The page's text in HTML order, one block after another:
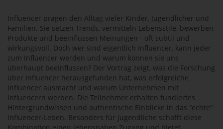
Influencer prägen den Alltag vieler Kinder, Jugendlicher und
Familien. Sie setzen Trends, vermitteln Lebensstile, bewerben
Produkte und beeinflussen Meinungen - oft subtil und
wirkungsvoll. Doch wer sind eigentlich Influencer, kann jeder
zum Influencer werden und warum können sie uns
überhaupt beeinflussen? Der Vortrag zeigt, was die Forschung
über Influencer herausgefunden hat, was erfolgreiche
Influencer ausmacht und warum Unternehmen mit
Influencern werben. Die Teilnehmer erhalten fundiertes
Hintergrundwissen und authentische Einblicke in das "echte"
Influencer-Leben. Besonders für Jugendliche schafft diese